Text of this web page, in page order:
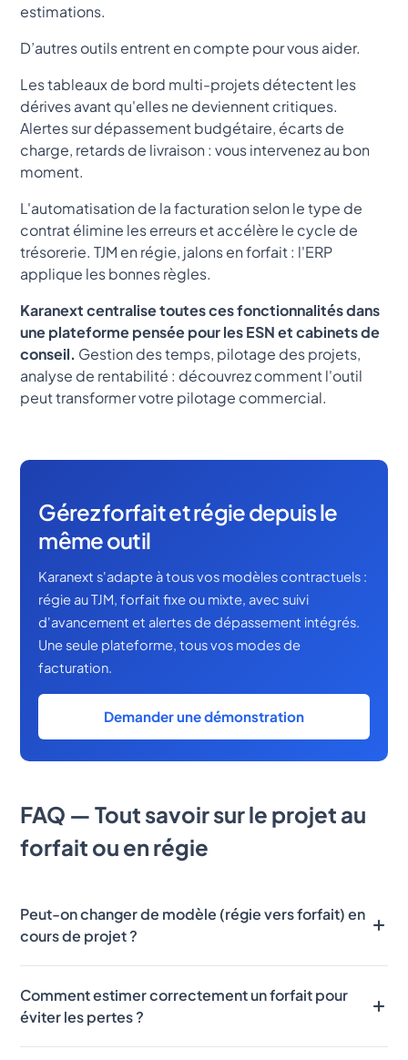
estimations.
D’autres outils entrent en compte pour vous aider.
Les tableaux de bord multi-projets détectent les
dérives avant qu'elles ne deviennent critiques.
Alertes sur dépassement budgétaire, écarts de
charge, retards de livraison : vous intervenez au bon
moment.
L'automatisation de la facturation selon le type de
contrat élimine les erreurs et accélère le cycle de
trésorerie. TJM en régie, jalons en forfait : l'ERP
applique les bonnes règles.
Karanext centralise toutes ces fonctionnalités dans
une plateforme pensée pour les ESN et cabinets de
conseil. Gestion des temps, pilotage des projets,
analyse de rentabilité : découvrez comment l'outil
peut transformer votre pilotage commercial.
Gérez forfait et régie depuis le
même outil
Karanext s'adapte à tous vos modèles contractuels :
régie au TJM, forfait fixe ou mixte, avec suivi
d'avancement et alertes de dépassement intégrés.
Une seule plateforme, tous vos modes de
facturation.
Demander une démonstration
FAQ — Tout savoir sur le projet au
forfait ou en régie
Peut-on changer de modèle (régie vers forfait) en
cours de projet ?
contractuel formalise la bascule en définissant le
nouveau périmètre et le prix forfaitaire associé. Le
passage s'effectue généralement après une phase
Comment estimer correctement un forfait pour
éviter les pertes ?